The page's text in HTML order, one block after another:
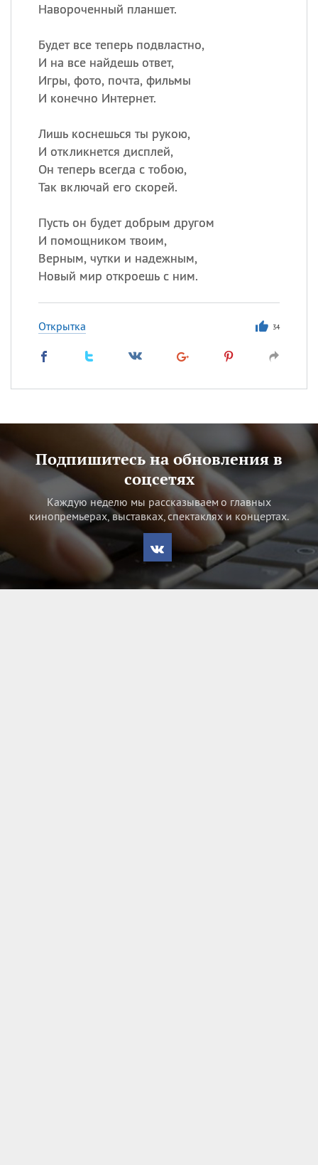
Навороченный планшет.
Будет все теперь подвластно,
И на все найдешь ответ,
Игры, фото, почта, фильмы
И конечно Интернет.
Лишь коснешься ты рукою,
И откликнется дисплей,
Он теперь всегда с тобою,
Так включай его скорей.
Пусть он будет добрым другом
И помощником твоим,
Верным, чутки и надежным,
Новый мир откроешь с ним.
Открытка 34
Подпишитесь на обновления в
соцсетях
Каждую неделю мы рассказываем о главных
кинопремьерах, выставках, спектаклях и концертах.